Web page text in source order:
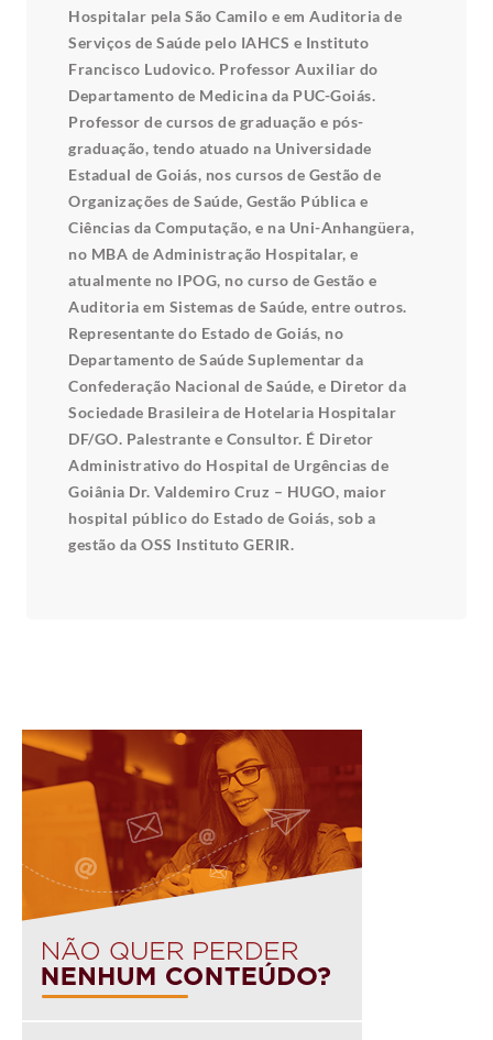
Hospitalar pela São Camilo e em Auditoria de
Serviços de Saúde pelo IAHCS e Instituto
Francisco Ludovico. Professor Auxiliar do
Departamento de Medicina da PUC-Goiás.
Professor de cursos de graduação e pós-
graduação, tendo atuado na Universidade
Estadual de Goiás, nos cursos de Gestão de
Organizações de Saúde, Gestão Pública e
Ciências da Computação, e na Uni-Anhangüera,
no MBA de Administração Hospitalar, e
atualmente no IPOG, no curso de Gestão e
Auditoria em Sistemas de Saúde, entre outros.
Representante do Estado de Goiás, no
Departamento de Saúde Suplementar da
Confederação Nacional de Saúde, e Diretor da
Sociedade Brasileira de Hotelaria Hospitalar
DF/GO. Palestrante e Consultor. É Diretor
Administrativo do Hospital de Urgências de
Goiânia Dr. Valdemiro Cruz – HUGO, maior
hospital público do Estado de Goiás, sob a
gestão da OSS Instituto GERIR.